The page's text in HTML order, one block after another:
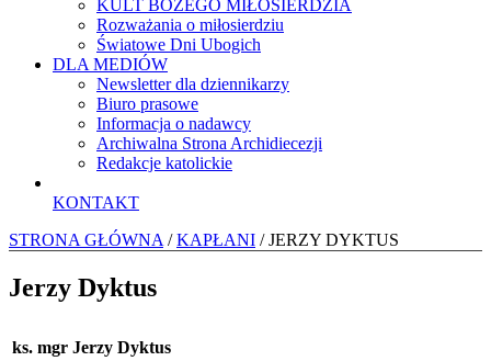
KULT BOŻEGO MIŁOSIERDZIA
Rozważania o miłosierdziu
Światowe Dni Ubogich
DLA MEDIÓW
Newsletter dla dziennikarzy
Biuro prasowe
Informacja o nadawcy
Archiwalna Strona Archidiecezji
Redakcje katolickie
KONTAKT
STRONA GŁÓWNA /KAPŁANI / JERZY DYKTUS
Jerzy Dyktus
ks. mgr Jerzy Dyktus